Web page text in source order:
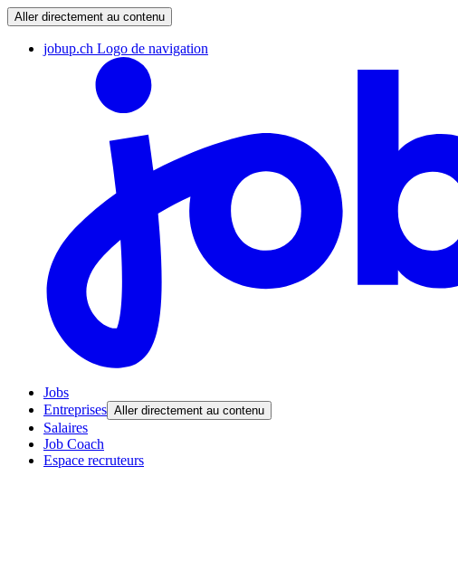
Aller directement au contenu
jobup.ch Logo de navigation
Jobs
Entreprises Aller directement au contenu
Salaires
Job Coach
Espace recruteurs